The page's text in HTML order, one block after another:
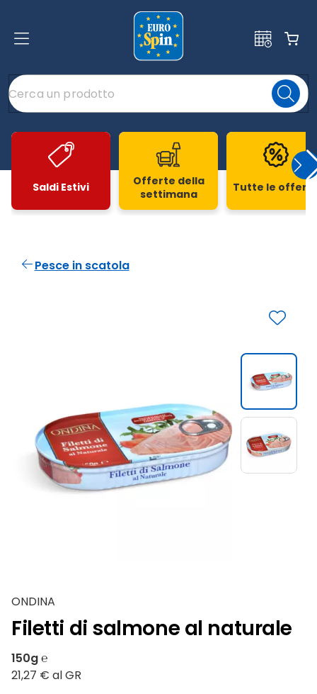
Saldi Estivi
Offerte della
settimana
Tutte le
Pesce in scatola
ONDINA
Filetti di salmone al naturale
150g ℮
21,27 € al GR